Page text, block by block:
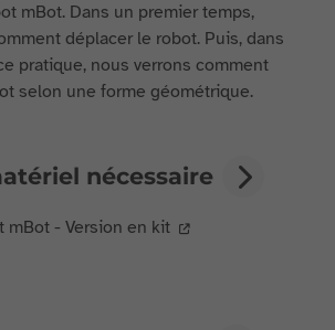
mBot. Dans un premier temps,
déplacer le robot. Puis, dans
pratique, nous verrons comment
selon une forme géométrique.
nécessaire
mBot - Version en kit